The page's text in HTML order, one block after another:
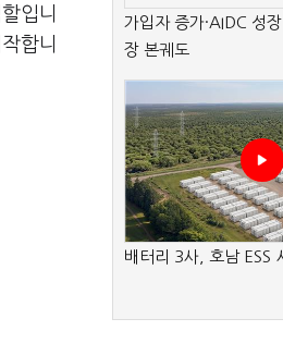
입니
합니
가입자 증가·AIDC 성
장 본궤도
배터리 3사, 호남 ESS